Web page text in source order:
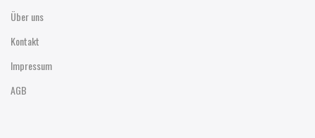
Über uns
Kontakt
Impressum
AGB